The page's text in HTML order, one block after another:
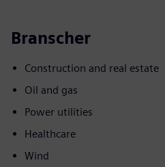
Branscher
Construction and real estate
Oil and gas
Power utilities
Healthcare
Wind